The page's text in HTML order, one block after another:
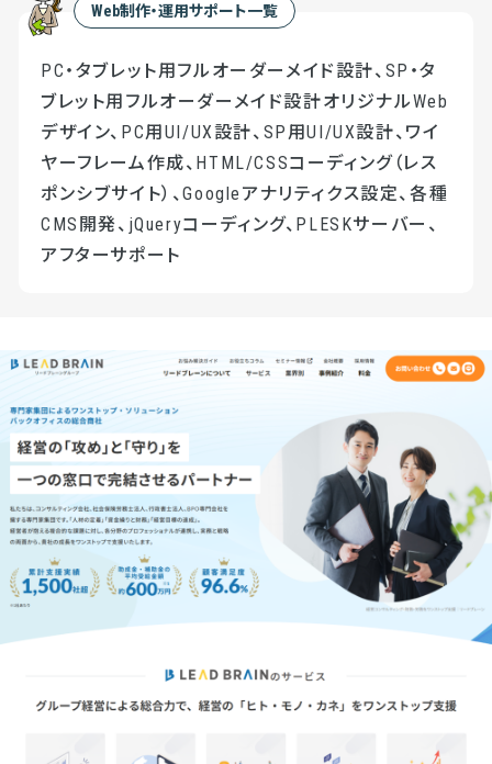
Web制作・運用サポート一覧
PC・タブレット用フルオーダーメイド設計、SP・タ
ブレット用フルオーダーメイド設計オリジナルWeb
デザイン、PC用UI/UX設計、SP用UI/UX設計、ワイ
ヤーフレーム作成、HTML/CSSコーディング（レス
ポンシブサイト）、Googleアナリティクス設定、各種
CMS開発、jQueryコーディング、PLESKサーバー、
アフターサポート